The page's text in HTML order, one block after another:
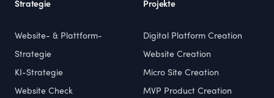
Strategie
Website- & Plattform-
Strategie
KI-Strategie
Website Check
Projekte
Digital Platform Creation
Website Creation
Micro Site Creation
MVP Product Creation